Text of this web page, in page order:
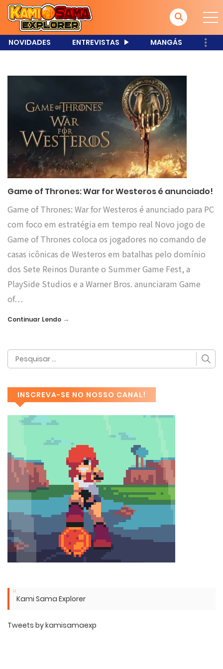
NOVIDADES ENTREVISTAS MANGÁS
Game of Thrones: War for Westeros é anunciado!
Game of Thrones: War for Westeros é anunciado para PC
com foco em estratégia em tempo real Novo jogo de
Game of Thrones coloca os jogadores no comando de
casas icônicas de Westeros em batalhas pelo domínio
dos Sete Reinos Durante o Summer Game Fest, a
PlaySide Studios e a Warner Bros. anunciaram Game
of…
Continuar Lendo →
INSCREVA-SE NO NOSSO CANAL!
Kami Sama Explorer
Tweets by kamisamaexp